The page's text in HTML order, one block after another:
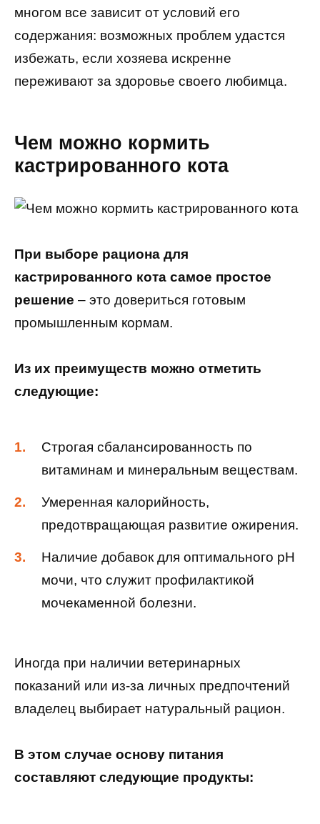
многом все зависит от условий его
содержания: возможных проблем удастся
избежать, если хозяева искренне
переживают за здоровье своего любимца.
Чем можно кормить
кастрированного кота
При выборе рациона для
кастрированного кота самое простое
решение – это довериться готовым
промышленным кормам.
Из их преимуществ можно отметить
следующие:
Строгая сбалансированность по
витаминам и минеральным веществам.
Умеренная калорийность,
предотвращающая развитие ожирения.
Наличие добавок для оптимального pH
мочи, что служит профилактикой
мочекаменной болезни.
Иногда при наличии ветеринарных
показаний или из-за личных предпочтений
владелец выбирает натуральный рацион.
В этом случае основу питания
составляют следующие продукты: